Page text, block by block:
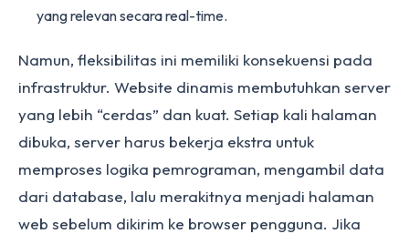
yang relevan secara real-time.
Namun, fleksibilitas ini memiliki konsekuensi pada
infrastruktur. Website dinamis membutuhkan server
yang lebih “cerdas” dan kuat. Setiap kali halaman
dibuka, server harus bekerja ekstra untuk
memproses logika pemrograman, mengambil data
dari database, lalu merakitnya menjadi halaman
web sebelum dikirim ke browser pengguna. Jika